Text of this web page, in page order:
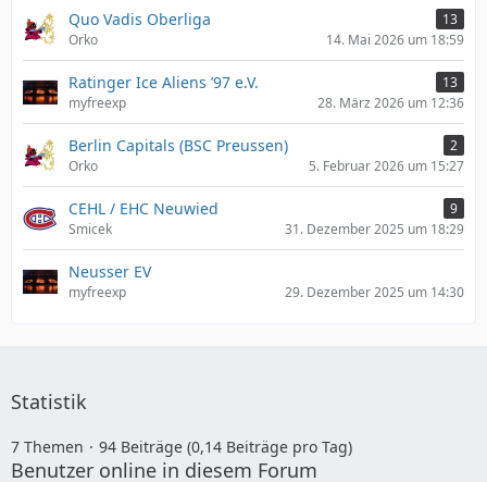
Quo Vadis Oberliga
13
Orko
14. Mai 2026 um 18:59
Ratinger Ice Aliens ’97 e.V.
13
myfreexp
28. März 2026 um 12:36
Berlin Capitals (BSC Preussen)
2
Orko
5. Februar 2026 um 15:27
CEHL / EHC Neuwied
9
Smicek
31. Dezember 2025 um 18:29
Neusser EV
myfreexp 29. Dezember 2025 um 14:30
Statistik
7 Themen 94 Beiträge (0,14 Beiträge pro Tag)
Benutzer online in diesem Forum